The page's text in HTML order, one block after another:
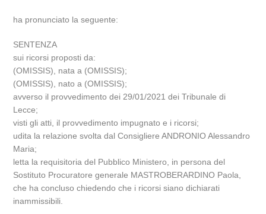
ha pronunciato la seguente:
SENTENZA
sui ricorsi proposti da:
(OMISSIS), nata a (OMISSIS);
(OMISSIS), nato a (OMISSIS);
avverso il provvedimento dei 29/01/2021 dei Tribunale di
Lecce;
visti gli atti, il provvedimento impugnato e i ricorsi;
udita la relazione svolta dal Consigliere ANDRONIO Alessandro
Maria;
letta la requisitoria del Pubblico Ministero, in persona del
Sostituto Procuratore generale MASTROBERARDINO Paola,
che ha concluso chiedendo che i ricorsi siano dichiarati
inammissibili.